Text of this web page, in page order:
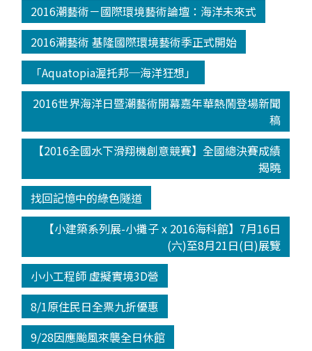
2016潮藝術－國際環境藝術論壇：海洋未來式
2016潮藝術 基隆國際環境藝術季正式開始
「Aquatopia渥托邦─海洋狂想」
2016世界海洋日暨潮藝術開幕嘉年華熱鬧登場新聞
稿
【2016全國水下滑翔機創意競賽】全國總決賽成績
揭曉
找回記憶中的綠色隧道
【小建築系列展-小攤子 x 2016海科館】7月16日
(六)至8月21日(日)展覽
小小工程師 虛擬實境3D營
8/1原住民日全票九折優惠
9/28因應颱風來襲全日休館